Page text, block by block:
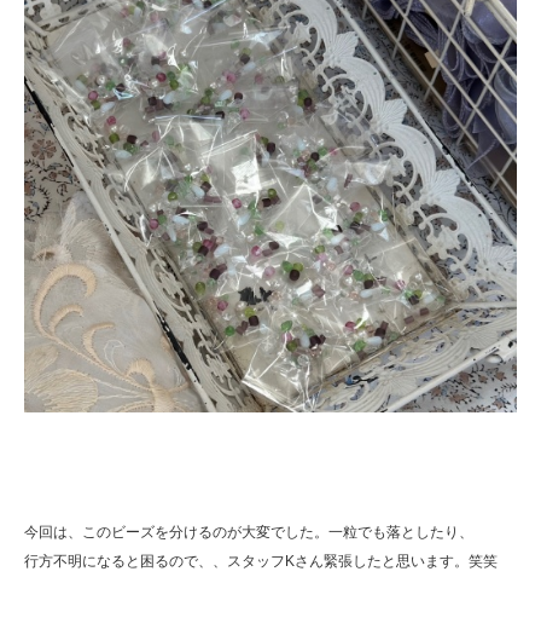
今回は、このビーズを分けるのが大変でした。一粒でも落としたり、
行方不明になると困るので、、スタッフKさん緊張したと思います。笑笑